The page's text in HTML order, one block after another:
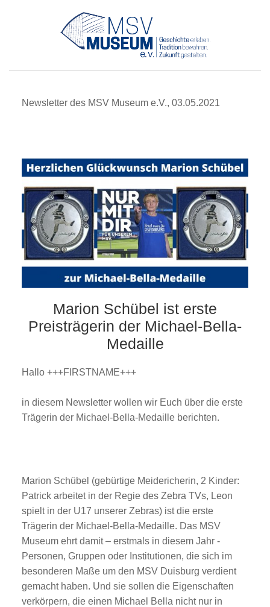
Newsletter des MSV Museum e.V., 03.05.2021
Marion Schübel ist erste
Preisträgerin der Michael-Bella-
Medaille
Hallo +++FIRSTNAME+++
in diesem Newsletter wollen wir Euch über die erste
Trägerin der Michael-Bella-Medaille berichten.
Marion Schübel (gebürtige Meidericherin, 2 Kinder:
Patrick arbeitet in der Regie des Zebra TVs, Leon
spielt in der U17 unserer Zebras) ist die erste
Trägerin der Michael-Bella-Medaille. Das MSV
Museum ehrt damit – erstmals in diesem Jahr -
Personen, Gruppen oder Institutionen, die sich im
besonderen Maße um den MSV Duisburg verdient
gemacht haben. Und sie sollen die Eigenschaften
verkörpern, die einen Michael Bella nicht nur in